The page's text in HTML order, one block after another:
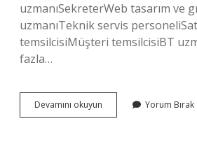
uzmanıSekreterWeb tasarım ve
uzmanıTeknik servis
temsilcisiMüşteri temsilcisiBT
fazla…
Devamını okuyun
Okuyup
Yorum Bırak